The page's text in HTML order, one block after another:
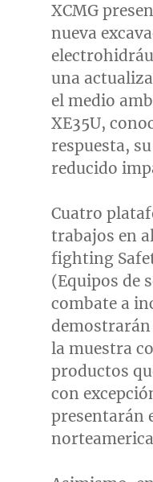
XCMG
nueva
una
el medio
XE35U,
respuesta,
reducido
Cuatro
trabajos en
fighting
(Equipos de
combate a
la muestra
productos
con
presentarán